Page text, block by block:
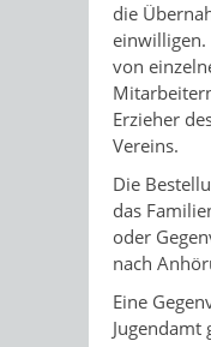
die
von
Erzieher
Vereins.
Die
das
oder
nach
Eine
Jugendamt